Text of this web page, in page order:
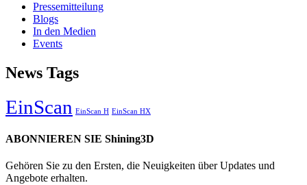
Pressemitteilung
Blogs
In den Medien
Events
News Tags
EinScan EinScan H EinScan HX
ABONNIEREN SIE Shining3D
Gehören Sie zu den Ersten, die Neuigkeiten über Updates und
Angebote erhalten.